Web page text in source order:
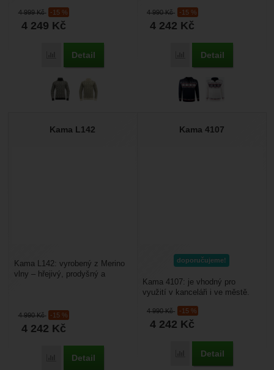
4 999Kč -15 %
4 249 Kč
Porovnat
Detail
z přírodních materiálů...
4 990Kč -15 %
4 242 Kč
Porovnat
Detail
Schoeller...
Kama L142
4 990Kč -15 %
4 242 Kč
Porovnat
Detail
Kama L142: vyrobený z Merino
vlny – hřejivý, prodyšný a
Kama 4107
doporučujeme!
4 990Kč -15 %
4 242 Kč
Porovnat
Detail
Kama 4107: je vhodný pro
využití v kanceláři i ve městě.
volný čas. Tento...